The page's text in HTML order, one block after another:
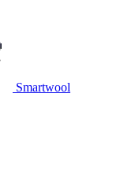
Smartwool